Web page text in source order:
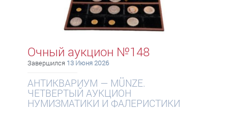
Очный аукцион №148
Завершился 13 Июня 2026
АНТИКВАРИУМ — MÜNZE.
ЧЕТВЕРТЫЙ АУКЦИОН
НУМИЗМАТИКИ И ФАЛЕРИСТИКИ